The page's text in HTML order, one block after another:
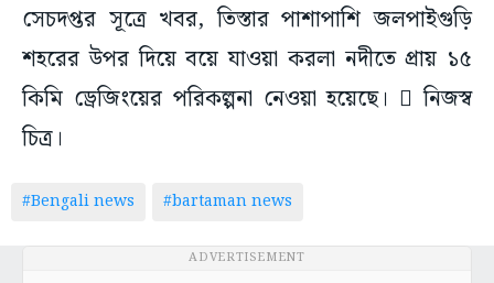
সেচদপ্তর সূত্রে খবর, তিস্তার পাশাপাশি জলপাইগুড়ি
শহরের উপর দিয়ে বয়ে যাওয়া করলা নদীতে প্রায় ১৫
কিমি ড্রেজিংয়ের পরিকল্পনা নেওয়া হয়েছে।  নিজস্ব
চিত্র।
#Bengali news #bartaman news
ADVERTISEMENT